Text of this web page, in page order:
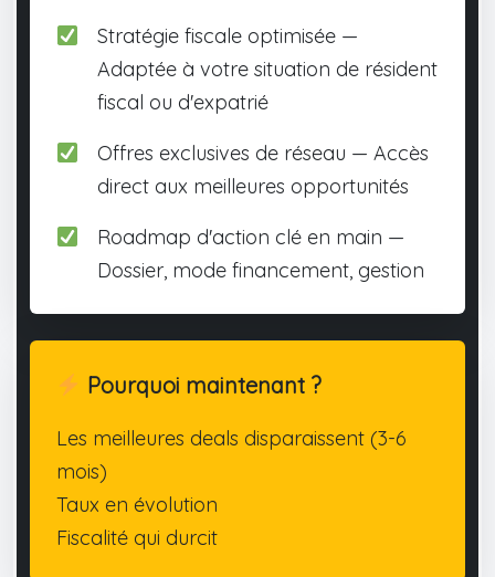
Stratégie fiscale optimisée —
Adaptée à votre situation de résident
fiscal ou d'expatrié
Offres exclusives de réseau — Accès
direct aux meilleures opportunités
Roadmap d'action clé en main —
Dossier, mode financement, gestion
Pourquoi maintenant ?
Les meilleures deals disparaissent (3-6
mois)
Taux en évolution
Fiscalité qui durcit